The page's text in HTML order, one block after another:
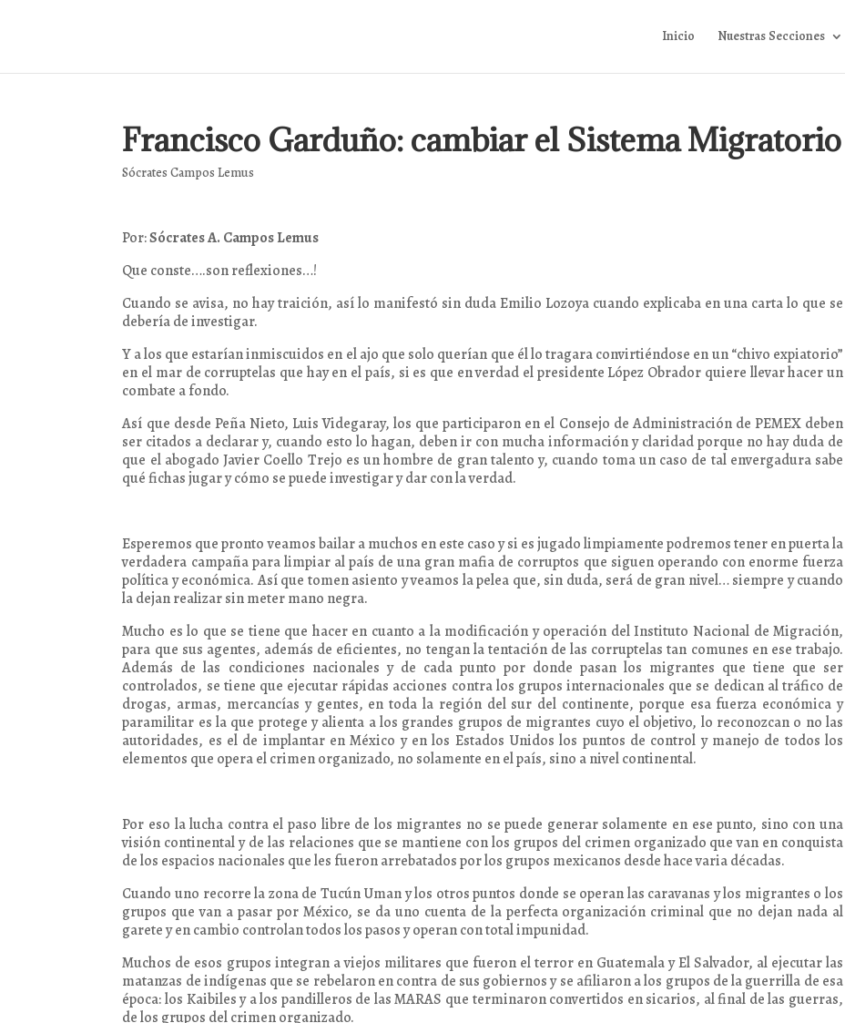
Inicio Nuestras Secciones
Francisco Garduño: cambiar el Sistema Migratorio
Sócrates Campos Lemus
Por:Sócrates A. Campos Lemus
Que conste….son reflexiones…!
Cuando se avisa, no hay traición, así lo manifestó sin duda Emilio Lozoya cuando explicaba en una carta lo que se
debería de investigar.
Y a los que estarían inmiscuidos en el ajo que solo querían que él lo tragara convirtiéndose en un “chivo expiatorio”
en el mar de corruptelas que hay en el país, si es que en verdad el presidente López Obrador quiere llevar hacer un
combate a fondo.
Así que desde Peña Nieto, Luis Videgaray, los que participaron en el Consejo de Administración de PEMEX deben
ser citados a declarar y, cuando esto lo hagan, deben ir con mucha información y claridad porque no hay duda de
que el abogado Javier Coello Trejo es un hombre de gran talento y, cuando toma un caso de tal envergadura sabe
qué fichas jugar y cómo se puede investigar y dar con la verdad.
Esperemos que pronto veamos bailar a muchos en este caso y si es jugado limpiamente podremos tener en puerta la
verdadera campaña para limpiar al país de una gran mafia de corruptos que siguen operando con enorme fuerza
política y económica. Así que tomen asiento y veamos la pelea que, sin duda, será de gran nivel… siempre y cuando
la dejan realizar sin meter mano negra.
Mucho es lo que se tiene que hacer en cuanto a la modificación y operación del Instituto Nacional de Migración,
para que sus agentes, además de eficientes, no tengan la tentación de las corruptelas tan comunes en ese trabajo.
Además de las condiciones nacionales y de cada punto por donde pasan los migrantes que tiene que ser
controlados, se tiene que ejecutar rápidas acciones contra los grupos internacionales que se dedican al tráfico de
drogas, armas, mercancías y gentes, en toda la región del sur del continente, porque esa fuerza económica y
paramilitar es la que protege y alienta a los grandes grupos de migrantes cuyo el objetivo, lo reconozcan o no las
autoridades, es el de implantar en México y en los Estados Unidos los puntos de control y manejo de todos los
elementos que opera el crimen organizado, no solamente en el país, sino a nivel continental.
Por eso la lucha contra el paso libre de los migrantes no se puede generar solamente en ese punto, sino con una
visión continental y de las relaciones que se mantiene con los grupos del crimen organizado que van en conquista
de los espacios nacionales que les fueron arrebatados por los grupos mexicanos desde hace varia décadas.
Cuando uno recorre la zona de Tucún Uman y los otros puntos donde se operan las caravanas y los migrantes o los
grupos que van a pasar por México, se da uno cuenta de la perfecta organización criminal que no dejan nada al
garete y en cambio controlan todos los pasos y operan con total impunidad.
Muchos de esos grupos integran a viejos militares que fueron el terror en Guatemala y El Salvador, al ejecutar las
matanzas de indígenas que se rebelaron en contra de sus gobiernos y se afiliaron a los grupos de la guerrilla de esa
época: los Kaibiles y a los pandilleros de las MARAS que terminaron convertidos en sicarios, al final de las guerras,
de los grupos del crimen organizado.